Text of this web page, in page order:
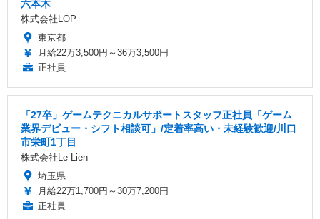
六本木
株式会社LOP
東京都
月給22万3,500円～36万3,500円
正社員
「27卒」ゲームテクニカルサポートスタッフ正社員「ゲーム
業界デビュー・シフト相談可」/定着率高い・未経験歓迎/川口
市栄町1丁目
株式会社Le Lien
埼玉県
月給22万1,700円～30万7,200円
正社員